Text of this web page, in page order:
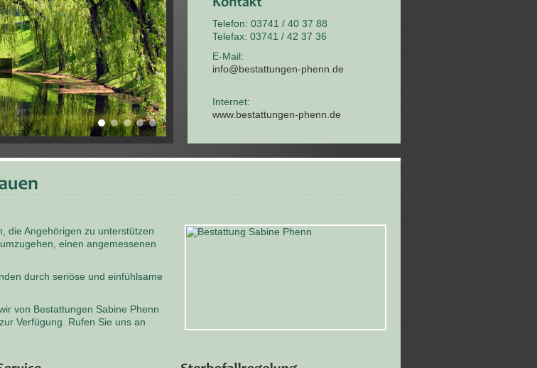
Telefon: 03741 / 40 37 88
Telefax: 03741 / 42 37 36
E-Mail:
info@bestattungen-phenn.de
Internet:
www.bestattungen-phenn.de
die Angehörigen zu unterstützen
einen angemessenen
durch seriöse und einfühlsame
von Bestattungen Sabine Phenn
Verfügung. Rufen Sie uns an